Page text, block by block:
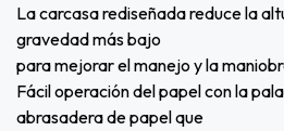
La carcasa rediseñada reduce la
gravedad más bajo
para mejorar el manejo y la
Fácil operación del papel con la
abrasadera de papel que